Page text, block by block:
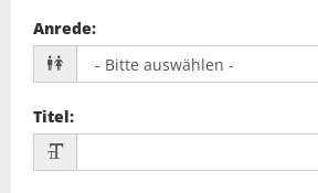
Anrede:
Titel: